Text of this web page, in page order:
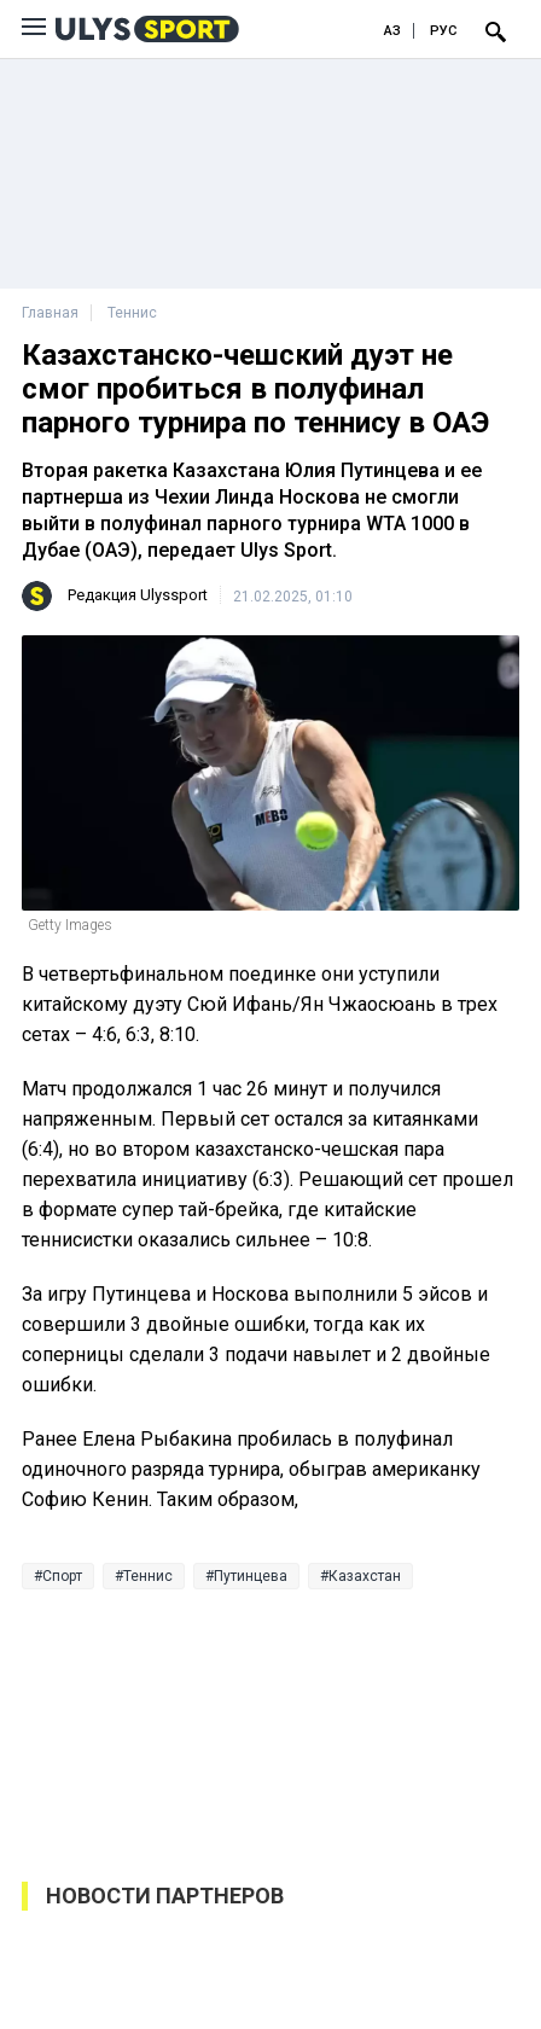
ҚАЗ РУС
Главная Теннис
Казахстанско-чешский дуэт не
смог пробиться в полуфинал
парного турнира по теннису в ОАЭ
Вторая ракетка Казахстана Юлия Путинцева и ее
партнерша из Чехии Линда Носкова не смогли
выйти в полуфинал парного турнира WTA 1000 в
Дубае (ОАЭ), передает Ulys Sport.
Редакция Ulyssport 21.02.2025, 01:10
Getty Images
В четвертьфинальном поединке они уступили
китайскому дуэту Сюй Ифань/Ян Чжаосюань в трех
сетах – 4:6, 6:3, 8:10.
Матч продолжался 1 час 26 минут и получился
напряженным. Первый сет остался за китаянками
(6:4), но во втором казахстанско-чешская пара
перехватила инициативу (6:3). Решающий сет прошел
в формате супер тай-брейка, где китайские
теннисистки оказались сильнее – 10:8.
За игру Путинцева и Носкова выполнили 5 эйсов и
совершили 3 двойные ошибки, тогда как их
соперницы сделали 3 подачи навылет и 2 двойные
ошибки.
Ранее Елена Рыбакина пробилась в полуфинал
одиночного разряда турнира, обыграв американку
Софию Кенин. Таким образом,
Спорт Теннис Путинцева Казахстан
НОВОСТИ ПАРТНЕРОВ